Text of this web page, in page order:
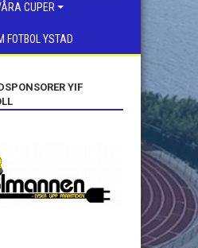
CUPER
FOTBOL YSTAD
YIF